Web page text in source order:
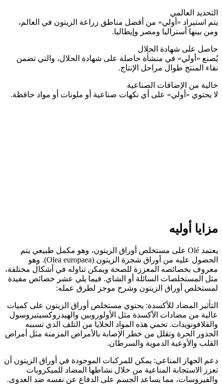
التحديد العالمي
يتم استيراد «أولي» من أفضل مناطق زراعة الزيتون في العالم،
ومن بينها أستراليا ومصر وإيطاليا.
حاصل على شهادة الحلال
يُصنع «أولي» في منشأة حاصلة على شهادة الحلال، والتي تضمن
نقاء المنتج طوال مراحل الإنتاج.
خالية من الإضافات الصناعية
لا يحتوي «أولي» على أي نكهات صناعية أو ملونات أو مواد حافظة.
مزايا أوليه
يعتمد Olé على مستخلص أوراق الزيتون، وهو مكمل طبيعي يتم
الحصول عليه من أوراق شجرة الزيتون (Olea europaea). وهو
معروف بخصائصه المعززة للصحة ويمكن تناوله في أشكال مختلفة،
مثل المستخلصات السائلة أو الشاي. فيما يلي عشر خصائص مفيدة
لمستخلص أوراق الزيتون وشرح موجز لطرق عمله:
التأثير المضاد للأكسدة: يحتوي مستخلص أوراق الزيتون على كميات
عالية من مضادات الأكسدة مثل الأولوروبين والهيدروكسيتيروسول
والفلافونويدات. تحمي هذه المواد الخلايا من التلف الذي تسببه
الجذور الحرة وتقلل من خطر الإصابة بالأمراض المزمنة مثل أمراض
القلب والأوعية الدموية والسرطان.
دعم الجهاز المناعي: يمكن للمركبات الموجودة في أوراق الزيتون أن
تعزز الاستجابة المناعية من خلال نشاطها المضاد للميكروبات
والفيروسات، مما يساعد الجسم على الدفاع عن نفسه ضد العدوى.